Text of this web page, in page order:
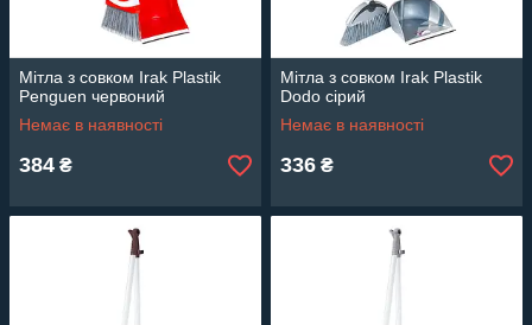
Мітла з совком Irak Plastik
Penguen червоний
Немає в наявності
384 ₴
Мітла з совком Irak Plastik
Dodo сірий
Немає в наявності
336 ₴